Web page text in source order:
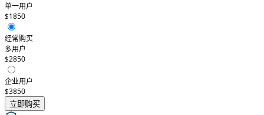
单一用户
$1850
经常购买
多用户
$2850
企业用户
$3850
立即购买